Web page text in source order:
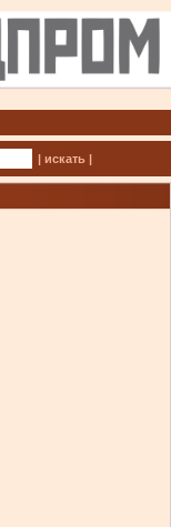
| искать |